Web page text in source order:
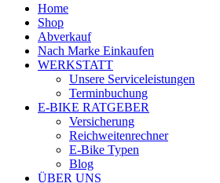
Home
Shop
Abverkauf
Nach Marke Einkaufen
WERKSTATT
Unsere Serviceleistungen
Terminbuchung
E-BIKE RATGEBER
Versicherung
Reichweitenrechner
E-Bike Typen
Blog
ÜBER UNS